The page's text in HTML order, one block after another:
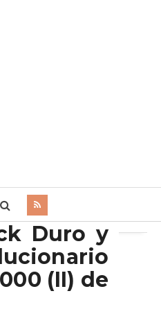
Duro y
(II) de